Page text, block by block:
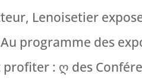
Lenoisetier
programme des
: ღ des